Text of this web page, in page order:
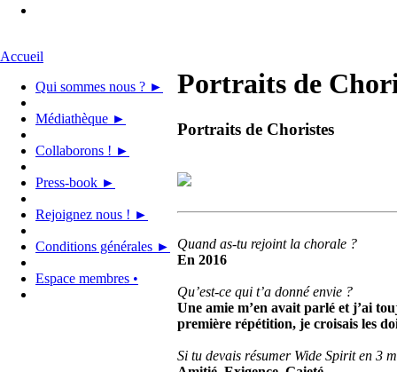
Accueil
Qui sommes nous ? ►
Médiathèque ►
Collaborons ! ►
Press-book ►
Rejoignez nous ! ►
Conditions générales ►
Espace membres •
Portraits de
Portraits de Choristes
Quand as-tu rejoint la chorale ?
En 2016
Qu’est-ce qui t’a donné envie ?
Une amie m’en avait parlé et j’ai
première répétition, je croisais les
Si tu devais résumer Wide Spirit en 3